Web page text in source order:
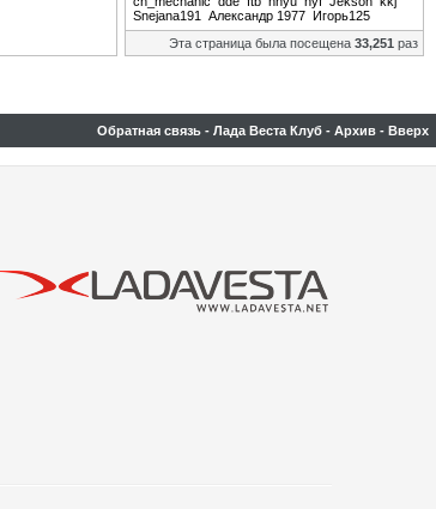
Snejana191
Александр 1977 Игорь125
Эта страница была посещена 33,251 раз
Обратная связь - Лада Веста Клуб - Архив - Вверх